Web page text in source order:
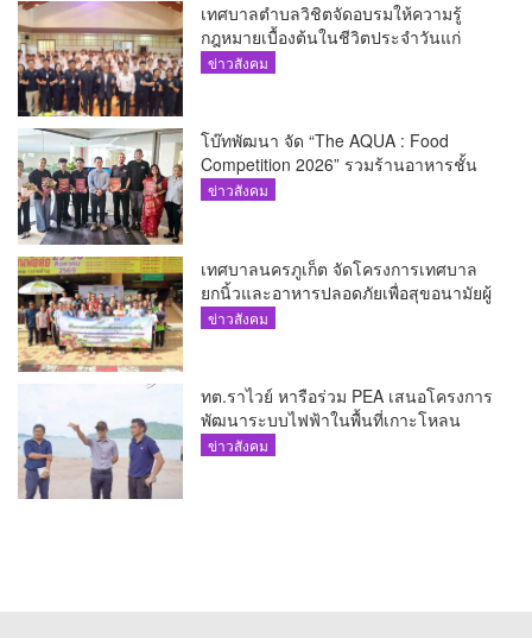
เทศบาลตำบลวิชิตจัดอบรมให้ความรู้
กฎหมายเบื้องต้นในชีวิตประจำวันแก่
เยาวชน
ข่าวสังคม
โบ๊ทพัฒนา จัด “The AQUA : Food
Competition 2026” รวมร้านอาหารชั้น
นำของ The Shopps at The AQUA ชู
ข่าวสังคม
เทศบาลนครภูเก็ต จัดโครงการเทศบาล
ยกนิ้วและอาหารปลอดภัยเพื่อสุขอนามัยผู้
บริโภค
ข่าวสังคม
ทต.ราไวย์ หารือร่วม PEA เสนอโครงการ
พัฒนาระบบไฟฟ้าในพื้นที่เกาะโหลน
ข่าวสังคม